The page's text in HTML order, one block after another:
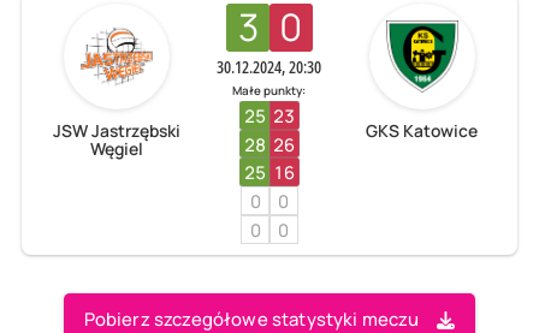
JSW Jastrzębski
Węgiel
3 0
30.12.2024, 20:30
Małe punkty:
25 23
28 26
25 16
0
0
0
0
GKS Katowice
Pobierz szczegółowe statystyki meczu